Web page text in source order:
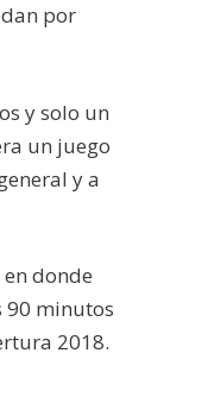
por
y solo un
un juego
y a
donde
90 minutos
2018.